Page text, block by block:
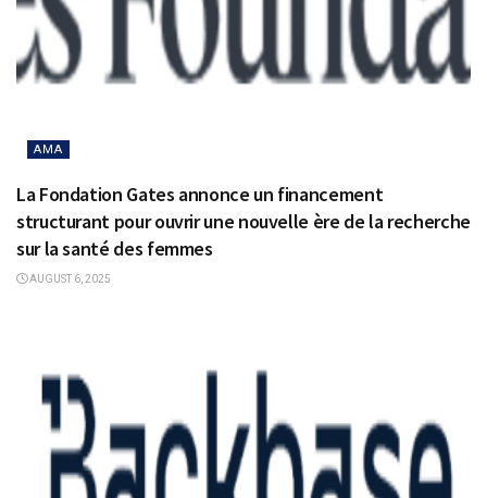
AMA
La Fondation Gates annonce un financement
structurant pour ouvrir une nouvelle ère de la recherche
sur la santé des femmes
AUGUST 6, 2025